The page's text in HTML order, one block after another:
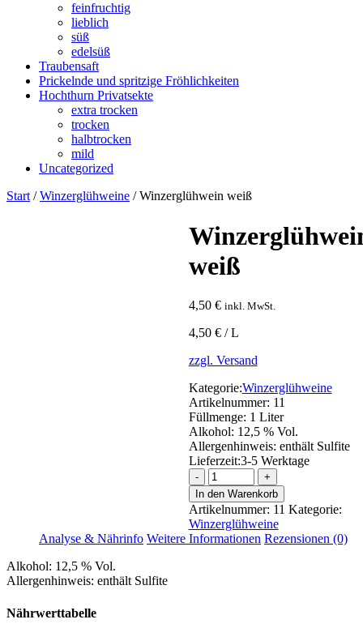
feinfruchtig
lieblich
süß
edelsüß
Traubensaft
Prickelnde und spritzige Fröhlichkeiten
Hochthurn Privatsekte
extra trocken
trocken
halbtrocken
mild
Uncategorized
Start/Winzerglühweine / Winzerglühwein weiß
weiß
4,50 € inkl. MwSt.
4,50 € / L
zzgl. Versand
Kategorie:Winzerglühweine
Artikelnummer: 11
Füllmenge: 1 Liter
Alkohol: 12,5 % Vol.
Allergenhinweis: enthält Sulfite
Lieferzeit:3-5 Werktage
Winzerglühwein
weiß
Menge
In den Warenkorb
Artikelnummer: 11 Kategorie:
Winzerglühweine
Analyse & Nährinfo Weitere Informationen Rezensionen (0)
Alkohol: 12,5 % Vol.
Allergenhinweis: enthält Sulfite
Nährwerttabelle